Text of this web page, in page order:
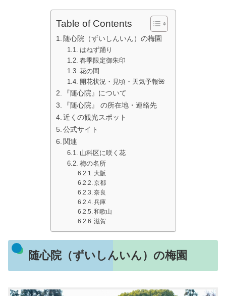
Table of Contents
随心院（ずいしんいん）の梅園
はねず踊り
春季限定御朱印
花の間
開花状況・見頃・天気予報🌺
『随心院』について
『随心院』 の所在地・連絡先
近くの観光スポット
公式サイト
関連
山科区に咲く花
梅の名所
大阪
京都
奈良
兵庫
和歌山
滋賀
随心院（ずいしんいん）の梅園